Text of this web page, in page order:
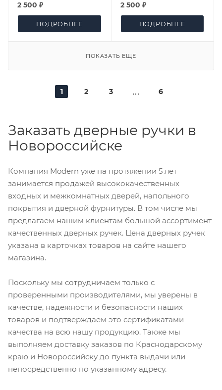
2 500 ₽
ПОДРОБНЕЕ
2 500 ₽
ПОДРОБНЕЕ
ПОКАЗАТЬ ЕЩЕ
1 2 3 6
Заказать дверные ручки в
Новороссийске
Компания Modern уже на протяжении 5 лет
занимается продажей высококачественных
входных и межкомнатных дверей, напольного
покрытия и дверной фурнитуры. В том числе мы
предлагаем нашим клиентам большой ассортимент
качественных дверных ручек. Цена дверных ручек
указана в карточках товаров на сайте нашего
магазина.
Поскольку мы сотрудничаем только с
проверенными производителями, мы уверены в
качестве, надежности и безопасности наших
товаров и подтверждаем это сертификатами
качества на всю нашу продукцию. Также мы
выполняем доставку заказов по Краснодарскому
краю и Новороссийску до пункта выдачи или
непосредственно по указанному адресу.